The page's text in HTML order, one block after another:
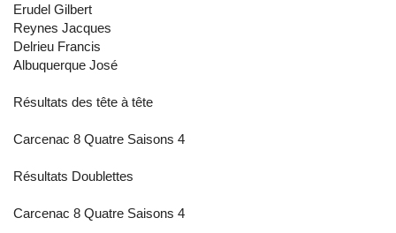
Erudel Gilbert
Reynes Jacques
Delrieu Francis
Albuquerque José
Résultats des tête à tête
Carcenac 8 Quatre Saisons 4
Résultats Doublettes
Carcenac 8 Quatre Saisons 4